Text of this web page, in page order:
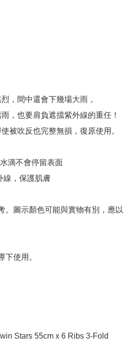
，間中還會下幾場大雨，
，也要肩負遮擋紫外線的重任！
被吹反也完整無損，復原使用。
滴不會停留表面
線，保護肌膚
。圖示顏色可能與實物有別，應以
下使用。
Stars 55cm x 6 Ribs 3-Fold